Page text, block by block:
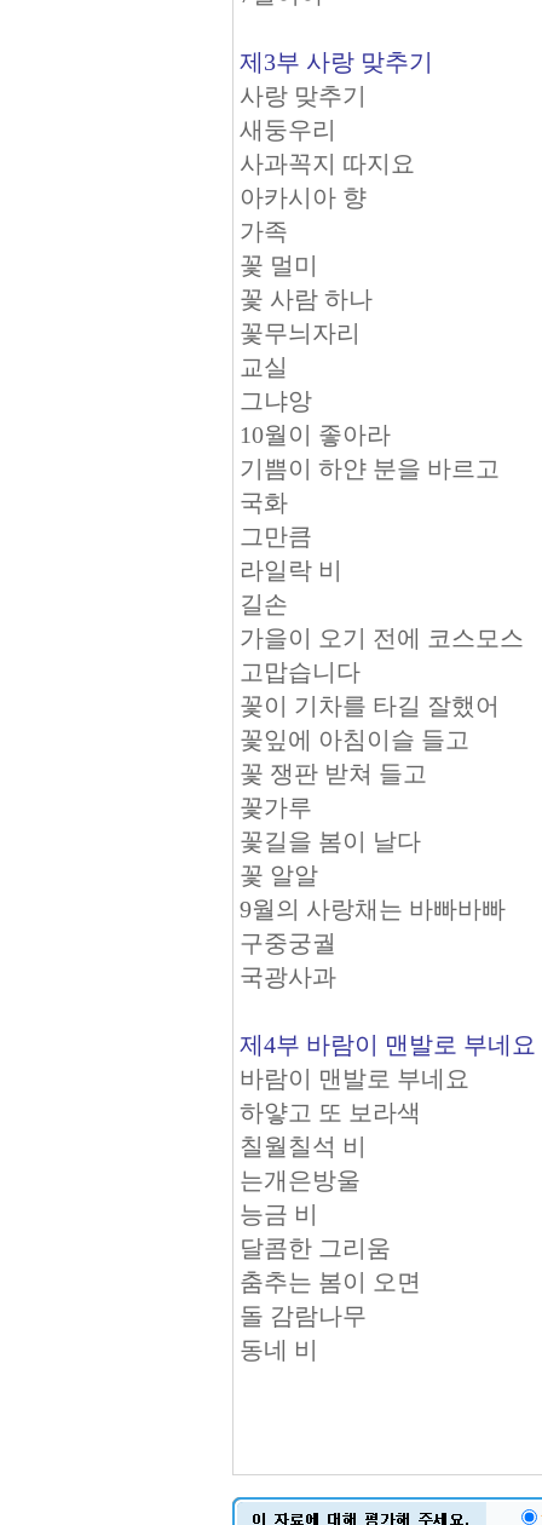
제3부 사랑 맞추기
사랑 맞추기
새둥우리
사과꼭지 따지요
아카시아 향
가족
꽃 멀미
꽃 사람 하나
꽃무늬자리
교실
그냐앙
10월이 좋아라
기쁨이 하얀 분을 바르고
국화
그만큼
라일락 비
길손
가을이 오기 전에 코스모스
고맙습니다
꽃이 기차를 타길 잘했어
꽃잎에 아침이슬 들고
꽃 쟁판 받쳐 들고
꽃가루
꽃길을 봄이 날다
꽃 알알
9월의 사랑채는 바빠바빠
구중궁궐
국광사과
제4부 바람이 맨발로 부네요
바람이 맨발로 부네요
하얗고 또 보라색
칠월칠석 비
는개은방울
능금 비
달콤한 그리움
춤추는 봄이 오면
돌 감람나무
동네 비